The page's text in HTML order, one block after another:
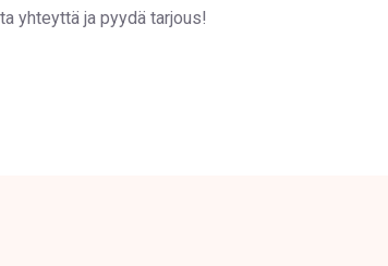
yhteyttä ja pyydä tarjous!